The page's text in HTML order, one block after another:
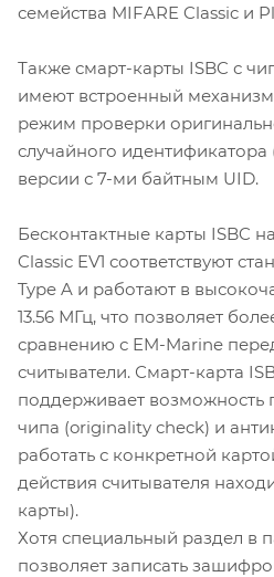
семейства MIFARE Classic и
Также смарт-карты ISBC с
имеют встроенный
режим проверки
случайного идентификатора
версии с 7-ми байтным UID.
Бесконтактные карты ISBC
Classic EV1 соответствуют
Type A и работают в
13.56 МГц, что позволяет
сравнению с EM-Marine
считыватели. Смарт-карта
поддерживает возможность
чипа (originality check) и
работать с конкретной
действия считывателя
карты).
Хотя специальный раздел в
позволяет записать